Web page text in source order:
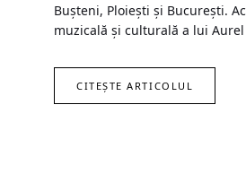
Bușteni, Ploiești și București.
muzicală și culturală a lui Aurel
CITEȘTE ARTICOLUL